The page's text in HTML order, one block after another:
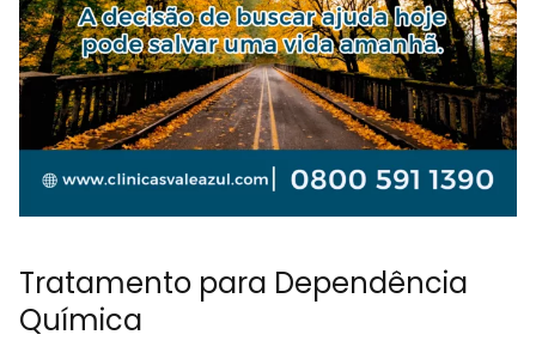
Tratamento para Dependência
Química